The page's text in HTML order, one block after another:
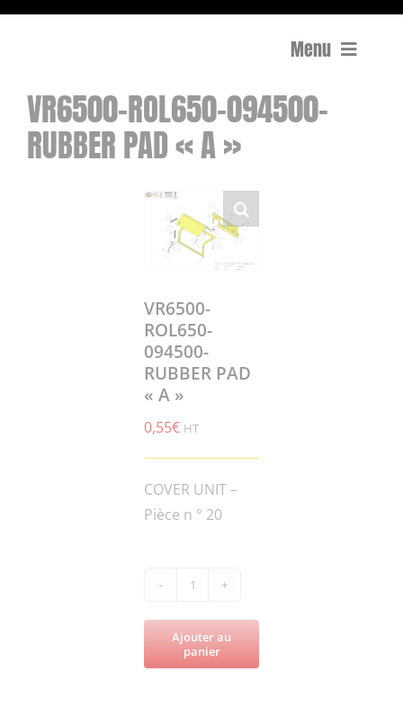
Menu
Compactage
Équipements de chantier
Surfaçage et rectification des sols
VR6500-ROL650-094500-
RUBBER PAD « A »
VR6500-
ROL650-
094500-
RUBBER PAD
« A »
0,55€ HT
COVER UNIT –
Pièce n ° 20
de
VR6500-
ROL650-
Ajouter au
panier